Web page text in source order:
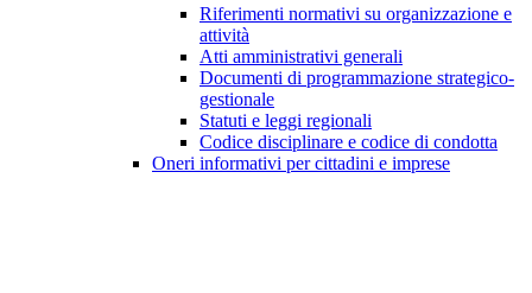
Riferimenti normativi su organizzazione e
attività
Atti amministrativi generali
Documenti di programmazione strategico-
gestionale
Statuti e leggi regionali
Codice disciplinare e codice di condotta
Oneri informativi per cittadini e imprese